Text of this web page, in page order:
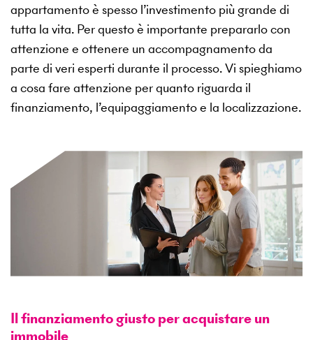
appartamento è spesso l’investimento più grande di
tutta la vita. Per questo è importante prepararlo con
attenzione e ottenere un accompagnamento da
parte di veri esperti durante il processo. Vi spieghiamo
a cosa fare attenzione per quanto riguarda il
finanziamento, l’equipaggiamento e la localizzazione.
Il finanziamento giusto per acquistare un
immobile